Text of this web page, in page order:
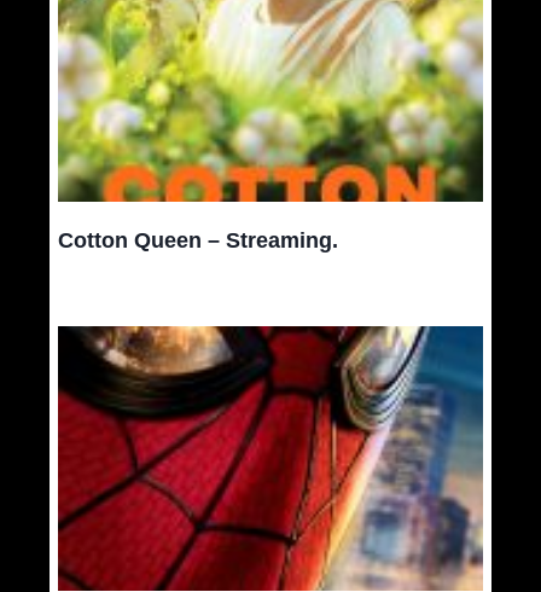
Cotton Queen – Streaming.